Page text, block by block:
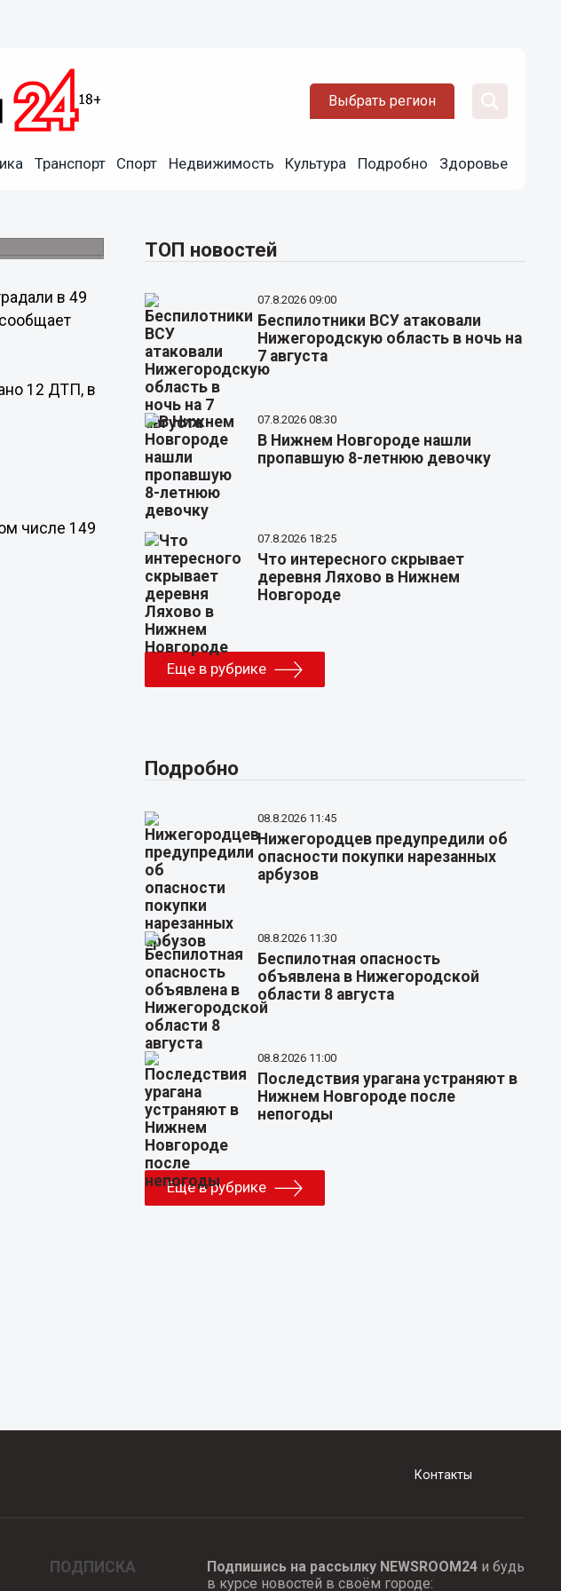
Выбрать регион
Транспорт Спорт Недвижимость Культура Подробно Здоровье
в
в 49
12 ДТП, в
числе 149
ТОП новостей
07.8.2026 09:00
Беспилотники ВСУ атаковали
Нижегородскую область в ночь на
7 августа
07.8.2026 08:30
В Нижнем Новгороде нашли
пропавшую 8-летнюю девочку
07.8.2026 18:25
Что интересного скрывает
деревня Ляхово в Нижнем
Новгороде
Еще в рубрике
Подробно
08.8.2026 11:45
Нижегородцев предупредили об
опасности покупки нарезанных
арбузов
08.8.2026 11:30
Беспилотная опасность
объявлена в Нижегородской
области 8 августа
08.8.2026 11:00
Последствия урагана устраняют в
Нижнем Новгороде после
непогоды
Еще в рубрике
Контакты
ПОДПИСКА Подпишись на рассылку NEWSROOM24и будь
в курсе новостей в своём городе: